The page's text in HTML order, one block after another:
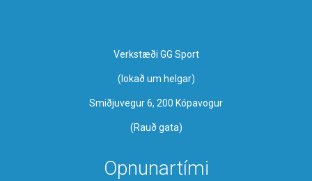
Verkstæði GG Sport
​(lokað um helgar)
Smiðjuvegur 6, 200 Kópavogur
(Rauð gata)
Opnunartími